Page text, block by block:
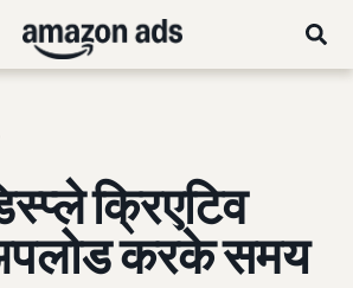
क्रिएटिव
करके समय